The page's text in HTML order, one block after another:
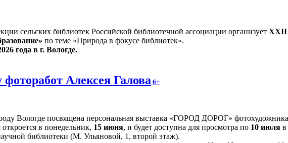
сельских библиотек Российской библиотечной ассоциации организует XXII
по теме «Природа в фокусе библиотек».
года в г. Вологде.
Алексея Галова 6+
Вологде посвящена персональная выставка «ГОРОД ДОРОГ»
в понедельник, 15 июня, и будет доступна для просмотра по 10 июля в
библиотеки (М. Ульяновой, 1, второй этаж).